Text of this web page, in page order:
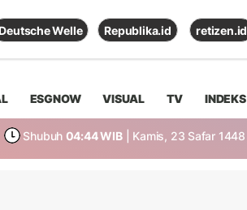
Deutsche Welle Republika.id retizen.id
ESGNOW VISUAL TV INDEKS
Shubuh 04:44 WIB | Kamis, 23 Safar 1448